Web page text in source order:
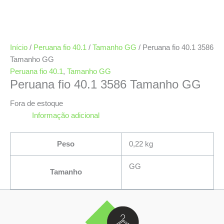
Início / Peruana fio 40.1 / Tamanho GG / Peruana fio 40.1 3586
Tamanho GG
Peruana fio 40.1 , Tamanho GG
Peruana fio 40.1 3586 Tamanho GG
Fora de estoque
Informação adicional
Peso 0,22 kg
Tamanho
GG